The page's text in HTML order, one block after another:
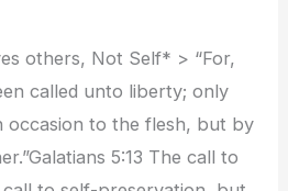
others, Not Self* > “For,
called unto liberty; only
occasion to the flesh, but by
5:13 The call to